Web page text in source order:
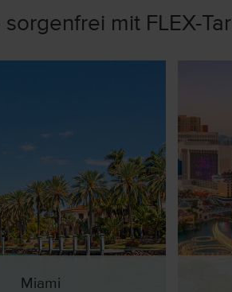
sorgenfrei mit FLEX-
Miami